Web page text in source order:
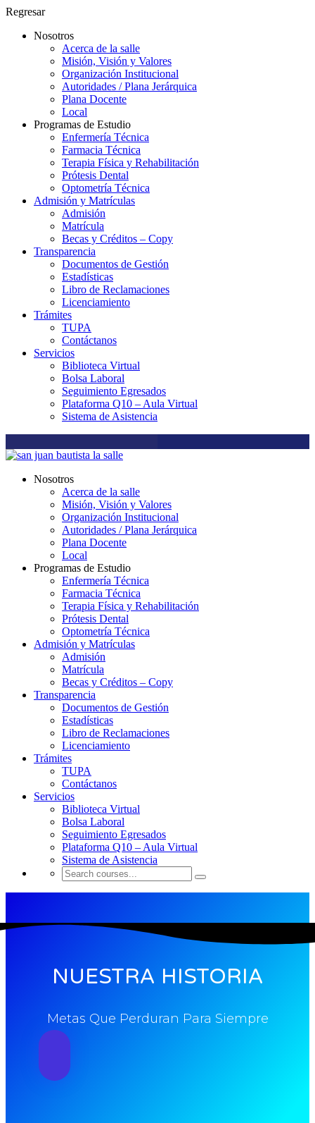
Regresar
Nosotros
Acerca de la salle
Misión, Visión y Valores
Organización Institucional
Autoridades / Plana Jerárquica
Plana Docente
Local
Programas de Estudio
Enfermería Técnica
Farmacia Técnica
Terapia Física y Rehabilitación
Prótesis Dental
Optometría Técnica
Admisión y Matrículas
Admisión
Matrícula
Becas y Créditos – Copy
Transparencia
Documentos de Gestión
Estadísticas
Libro de Reclamaciones
Licenciamiento
Trámites
TUPA
Contáctanos
Servicios
Biblioteca Virtual
Bolsa Laboral
Seguimiento Egresados
Plataforma Q10 – Aula Virtual
Sistema de Asistencia
Nosotros
Acerca de la salle
Misión, Visión y Valores
Organización Institucional
Autoridades / Plana Jerárquica
Plana Docente
Local
Programas de Estudio
Enfermería Técnica
Farmacia Técnica
Terapia Física y Rehabilitación
Prótesis Dental
Optometría Técnica
Admisión y Matrículas
Admisión
Matrícula
Becas y Créditos – Copy
Transparencia
Documentos de Gestión
Estadísticas
Libro de Reclamaciones
Licenciamiento
Trámites
TUPA
Contáctanos
Servicios
Biblioteca Virtual
Bolsa Laboral
Seguimiento Egresados
Plataforma Q10 – Aula Virtual
Sistema de Asistencia
NUESTRA HISTORIA
Metas Que Perduran Para Siempre